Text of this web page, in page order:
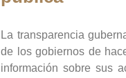
La transparencia
de los gobiernos de
información sobre sus